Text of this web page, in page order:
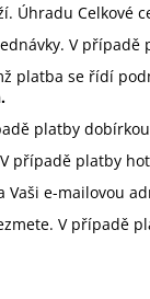
Úhradu Celkové
V
platba se řídí
platby
platby
e-mailovou
V